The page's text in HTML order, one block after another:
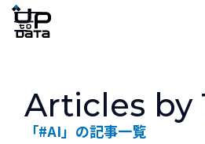
Menu
Articles by
「#AI」の記事一覧